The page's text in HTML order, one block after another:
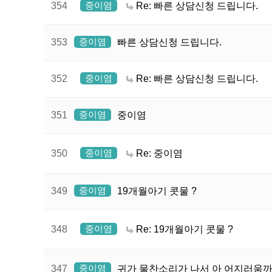
354 중이염 Re: 빠른 상담신청 드립니다.
353 중이염 빠른 상담신청 드립니다.
352 중이염 Re: 빠른 상담신청 드립니다.
351 중이염 중이염
350 중이염 Re: 중이염
349 중이염 19개월아기 콧물 ?
348 중이염 Re: 19개월아기 콧물 ?
347 중이염 귀가 물찬소리가 나서 아 어지러움